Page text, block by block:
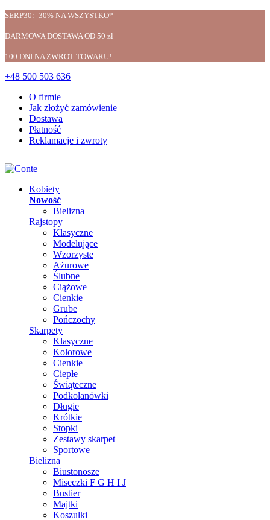
SERP30: -30% NA WSZYSTKO*
DARMOWA DOSTAWA OD 50 zł
100 DNI NA ZWROT TOWARU!
+48 500 503 636
O firmie
Jak złożyć zamówienie
Dostawa
Płatność
Reklamacje i zwroty
Kobiety
Nowość
Bielizna
Rajstopy
Klasyczne
Modelujące
Wzorzyste
Ażurowe
Ślubne
Ciążowe
Cienkie
Grube
Pończochy
Skarpety
Klasyczne
Kolorowe
Cienkie
Ciepłe
Świąteczne
Podkolanówki
Długie
Krótkie
Stopki
Zestawy skarpet
Sportowe
Bielizna
Biustonosze
Miseczki F G H I J
Bustier
Majtki
Koszulki